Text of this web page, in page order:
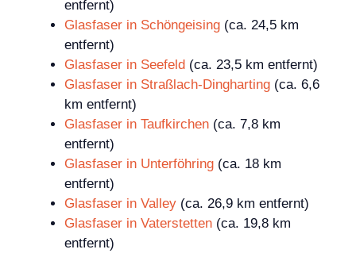
entfernt)
Glasfaser in Schöngeising (ca. 24,5 km
entfernt)
Glasfaser in Seefeld (ca. 23,5 km entfernt)
Glasfaser in Straßlach-Dingharting (ca. 6,6
km entfernt)
Glasfaser in Taufkirchen (ca. 7,8 km
entfernt)
Glasfaser in Unterföhring (ca. 18 km
entfernt)
Glasfaser in Valley (ca. 26,9 km entfernt)
Glasfaser in Vaterstetten (ca. 19,8 km
entfernt)